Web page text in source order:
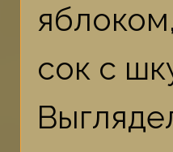
сок с